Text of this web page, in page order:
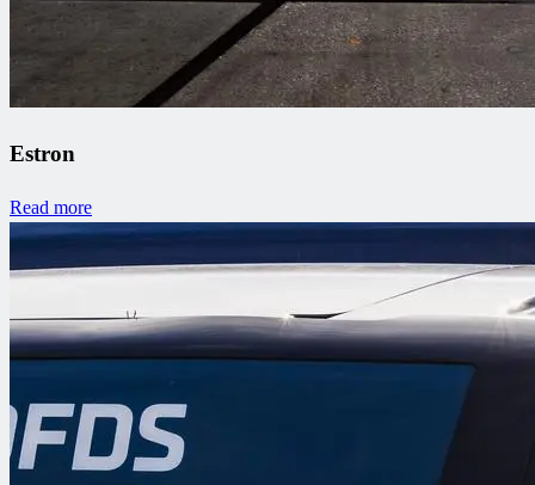
Estron
Read more